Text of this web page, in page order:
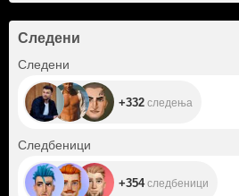
Следени
Следени
+332 следења
Следбеници
+354следбеници